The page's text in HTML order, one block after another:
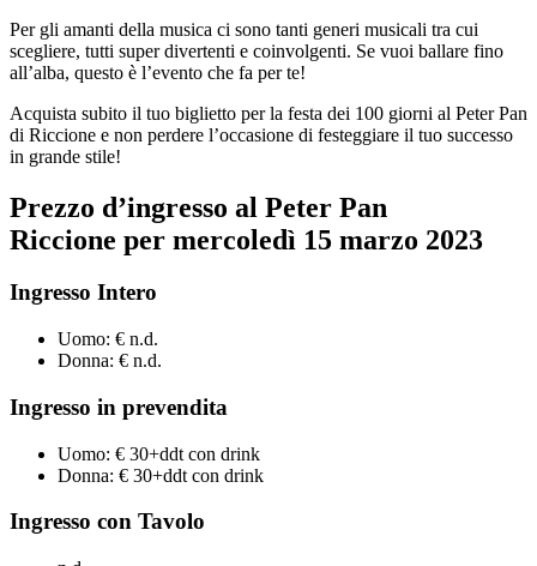
Per gli amanti della musica ci sono tanti generi musicali tra cui
scegliere, tutti super divertenti e coinvolgenti. Se vuoi ballare fino
all’alba, questo è l’evento che fa per te!
Acquista subito il tuo biglietto per la festa dei 100 giorni al Peter Pan
di Riccione e non perdere l’occasione di festeggiare il tuo successo
in grande stile!
Prezzo d’ingresso al Peter Pan
Riccione per mercoledì 15 marzo 2023
Ingresso Intero
Uomo: € n.d.
Donna: € n.d.
Ingresso in prevendita
Uomo: € 30+ddt con drink
Donna: € 30+ddt con drink
Ingresso con Tavolo